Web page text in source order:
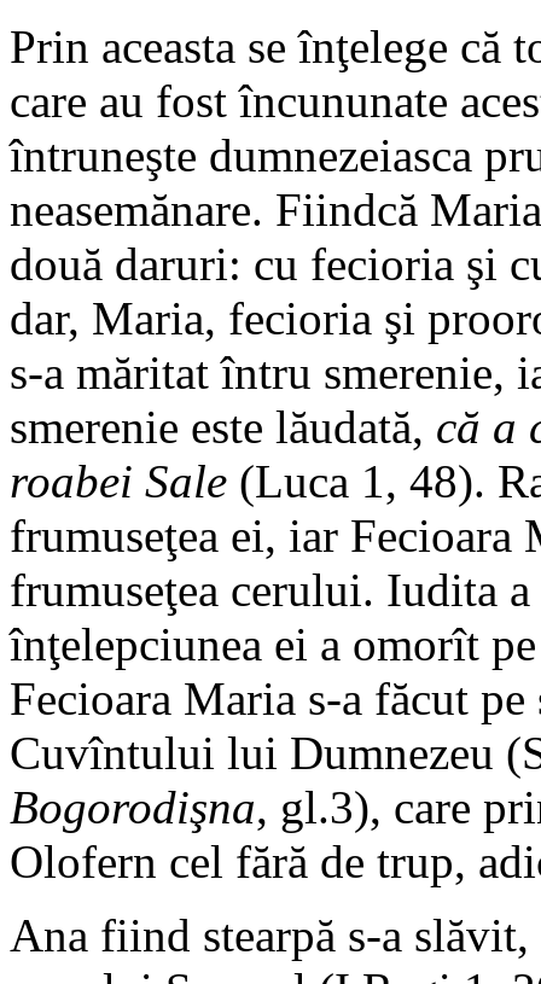
Prin aceasta se înţelege că
care au fost încununate
întruneşte dumnezeiasca
neasemănare. Fiindcă
două daruri: cu fecioria şi
dar, Maria, fecioria şi
s-a măritat întru smerenie,
smerenie este lăudată, că a
roabei Sale (Luca 1, 48).
frumuseţea ei, iar Fecioara
frumuseţea cerului. Iudita
înţelepciunea ei a omorît
Fecioara Maria s-a făcut
Cuvîntului lui Dumnezeu
Bogorodişna, gl.3), care
Olofern cel fără de trup,
Ana fiind stearpă s-a